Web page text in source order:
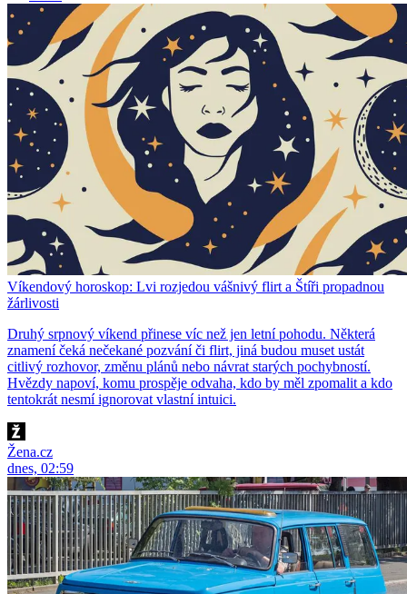
Víkendový horoskop: Lvi rozjedou vášnivý flirt a Štíři propadnou
žárlivosti
Druhý srpnový víkend přinese víc než jen letní pohodu. Některá
znamení čeká nečekané pozvání či flirt, jiná budou muset ustát
citlivý rozhovor, změnu plánů nebo návrat starých pochybností.
Hvězdy napoví, komu prospěje odvaha, kdo by měl zpomalit a kdo
tentokrát nesmí ignorovat vlastní intuici.
Žena.cz
dnes, 02:59